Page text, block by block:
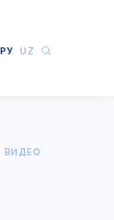
РУ UZ
ВИДЕО